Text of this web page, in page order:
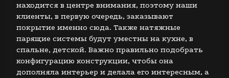
находится в центре внимания, поэтому наши
клиенты, в первую очередь, заказывают
покрытие именно сюда. Также натяжные
парящие системы будут уместны на кухне, в
спальне, детской. Важно правильно подобрать
конфигурацию конструкции, чтобы она
дополняла интерьер и делала его интересным, а